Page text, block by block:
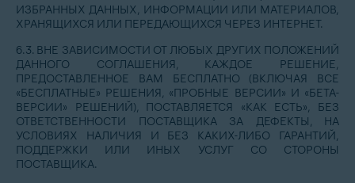
ИЗБРАННЫХ ДАННЫХ, ИНФОРМАЦИИ ИЛИ МАТЕРИАЛОВ,
ХРАНЯЩИХСЯ ИЛИ ПЕРЕДАЮЩИХСЯ ЧЕРЕЗ ИНТЕРНЕТ.
6.3. ВНЕ ЗАВИСИМОСТИ ОТ ЛЮБЫХ ДРУГИХ ПОЛОЖЕНИЙ
ДАННОГО СОГЛАШЕНИЯ, КАЖДОЕ РЕШЕНИЕ,
ПРЕДОСТАВЛЕННОЕ ВАМ БЕСПЛАТНО (ВКЛЮЧАЯ ВСЕ
«БЕСПЛАТНЫЕ» РЕШЕНИЯ, «ПРОБНЫЕ ВЕРСИИ» И «БЕТА-
ВЕРСИИ» РЕШЕНИЙ), ПОСТАВЛЯЕТСЯ «КАК ЕСТЬ», БЕЗ
ОТВЕТСТВЕННОСТИ ПОСТАВЩИКА ЗА ДЕФЕКТЫ, НА
УСЛОВИЯХ НАЛИЧИЯ И БЕЗ КАКИХ-ЛИБО ГАРАНТИЙ,
ПОДДЕРЖКИ ИЛИ ИНЫХ УСЛУГ СО СТОРОНЫ
ПОСТАВЩИКА.